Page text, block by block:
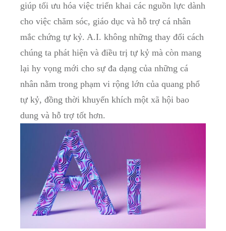
‌giúp tối ưu hóa việc triển khai các ‌nguồn lực dành
cho việc ⁤chăm sóc, giáo dục và hỗ trợ cá nhân
mắc chứng tự kỷ. ‍A.I. ⁣không⁣ những thay đổi cách
chúng ta phát ⁣hiện và​ điều trị ⁤tự kỷ mà ⁢còn ‌mang
lại hy vọng mới cho sự đa dạng của những cá
nhân nằm trong phạm⁢ vi rộng lớn của quang phổ
tự kỷ, đồng thời khuyến khích một xã hội bao
dung⁢ và‌ hỗ trợ tốt hơn.